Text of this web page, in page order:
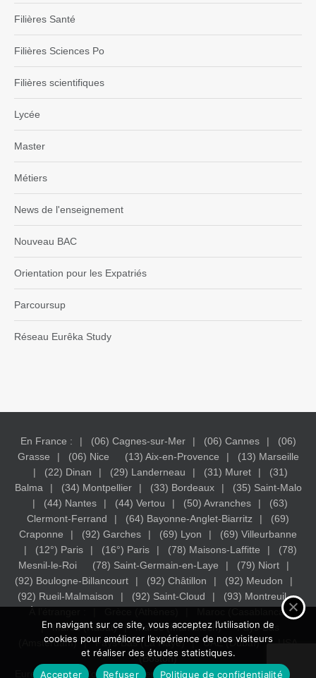
Filières Santé
Filières Sciences Po
Filières scientifiques
Lycée
Master
Métiers
News de l'enseignement
Nouveau BAC
Orientation pour les Expatriés
Parcoursup
Réseau Eurêka Study
En France : (06) Cagnes-sur-Mer (06) Cannes
(06)
Grasse
(06) Nice (13) Aix-en-Provence
(13) Marseille
(22) Dinan
(29) Landerneau (31) Muret
(31)
Balma
(34) Montpellier (33) Bordeaux
(35) Saint-Malo
(44) Nantes
(44) Vertou (50) Avranches
(63)
Clermont-Ferrand
(64) Bayonne-Anglet-Biarritz
(69)
Craponne
(92) Garches (69) Lyon
(69) Villeurbanne
(12°) Paris
(16°) Paris (78) Maisons-Laffitte
(78)
Mesnil-le-Roi
(78) Saint-Germain-en-Laye
(79) Niort
(92) Boulogne-Billancourt
(92) Châtillon
(92) Meudon
(92) Rueil-Malmaison
(92) Saint-Cloud
(93) Montreuil
Maroc (Casablanca)
Maroc (Rabat)
Maroc (Marrakech)
Pays-Bas
(Amsterdam)
Pays-Bas (La Haye) UAE (Dubaï)
(Boston)
Eureka Study - Conseil en orientation Scolaire.Mentions légales
En navigant sur ce site, vous acceptez l’utilisation de
cookies pour améliorer l’expérience de nos visiteurs
et réaliser des études statistiques.
Accepter
Refuser Politique de confidentialité